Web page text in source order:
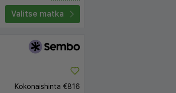
Valitse matka
Kokonaishinta €816